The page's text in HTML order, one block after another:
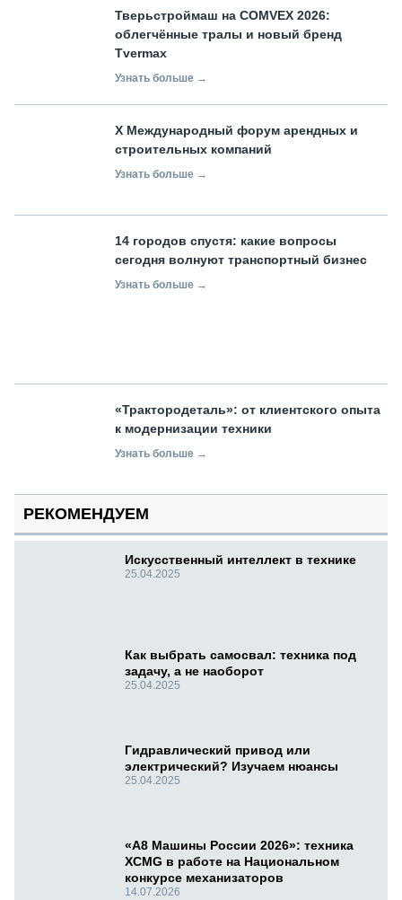
Тверьстроймаш на COMVEX 2026:
облегчённые тралы и новый бренд
Tvermax
Узнать больше →
X Международный форум арендных и
строительных компаний
Узнать больше →
14 городов спустя: какие вопросы
сегодня волнуют транспортный бизнес
Узнать больше →
«Трактородеталь»: от клиентского опыта
к модернизации техники
Узнать больше →
РЕКОМЕНДУЕМ
Искусственный интеллект в технике
25.04.2025
Как выбрать самосвал: техника под
задачу, а не наоборот
25.04.2025
Гидравлический привод или
электрический? Изучаем нюансы
25.04.2025
«А8 Машины России 2026»: техника
XCMG в работе на Национальном
конкурсе механизаторов
14.07.2026